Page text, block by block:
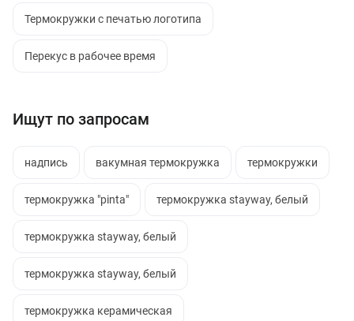
Термокружки с печатью логотипа
Перекус в рабочее время
Ищут по запросам
надпись вакумная термокружка термокружки
термокружка "pinta" термокружка stayway, белый
термокружка stayway, белый
термокружка stayway, белый
термокружка керамическая